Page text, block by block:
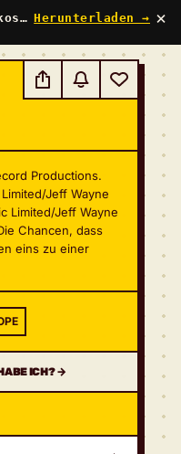
Rekord ist jetzt eine kostenlose App Herunterladen → ×